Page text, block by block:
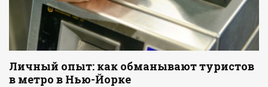
Личный опыт: как обманывают туристов
в метро в Нью-Йорке